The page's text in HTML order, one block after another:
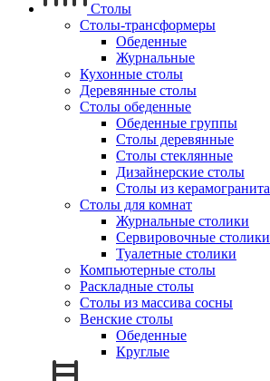
Столы
Столы-трансформеры
Обеденные
Журнальные
Кухонные столы
Деревянные столы
Столы обеденные
Обеденные группы
Столы деревянные
Столы стеклянные
Дизайнерские столы
Столы из керамогранита
Столы для комнат
Журнальные столики
Сервировочные столики
Туалетные столики
Компьютерные столы
Раскладные столы
Столы из массива сосны
Венские столы
Обеденные
Круглые